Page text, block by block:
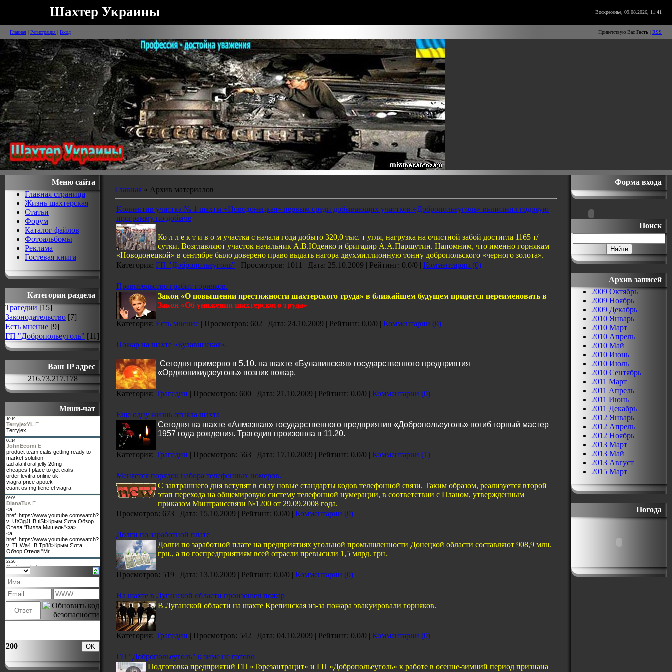
Шахтер Украины Воскресенье, 09.08.2026, 11:41
Главная | Регистрация | Вход Приветствую Вас Гость | RSS
Меню сайта
Главная страница
Жизнь шахтерская
Статьи
Форум
Каталог файлов
Фотоальбомы
Реклама
Гостевая книга
Категории раздела
Трагедии [15]
Законодательство [7]
Есть мнение [9]
ГП "Добропольеуголь" [11]
Ваш IP адрес
216.73.217.178
Мини-чат
200
Главная » Архив материалов
Kоллектив участка № 1 шахты «Новодонецкая» первым среди добывающих участков «Добропольеуголь» выполнил годовую
программу по добыче
Ко л л е к т и в о м участка с начала года добыто 320,0 тыс. т угля, нагрузка на очистной забой достигла 1165 т/
сутки. Возглавляют участок начальник А.В.Юденко и бригадир А.А.Паршутин. Напомним, что именно горнякам
«Новодонецкой» в сентябре было доверено право выдать нагора двухмиллионную тонну добропольского «черного золота».
Категория: ГП "Добропольеуголь" | Просмотров: 1011 | Дата: 25.10.2009 | Рейтинг: 0.0/0 | Комментарии (0)
Правительство грабит горняков.
Закон «О повышении престижности шахтерского труда» в ближайшем будущем придется переименовать в
Закон «Об унижении шахтерского труда»
Категория: Есть мнение | Просмотров: 602 | Дата: 24.10.2009 | Рейтинг: 0.0/0 | Комментарии (0)
Пожар на шахте «Булавинская».
Сегодня примерно в 5.10. на шахте «Булавинская» государственного предприятия
«Орджоникидзеуголь» возник пожар.
Категория: Трагедии | Просмотров: 600 | Дата: 21.10.2009 | Рейтинг: 0.0/0 | Комментарии (0)
Еще одну жизнь отняла шахта
Сегодня на шахте «Алмазная» государственного предприятия «Добропольеуголь» погиб горный мастер
1957 года рождения. Трагедия произошла в 11.20.
Категория: Трагедии | Просмотров: 563 | Дата: 17.10.2009 | Рейтинг: 0.0/0 | Комментарии (1)
Mеняется порядок набора телефонных номеров.
С завтрашнего дня вступят в силу новые стандарты кодов телефонной связи. Таким образом, реализуется второй
этап перехода на общемировую систему телефонной нумерации, в соответствии с Планом, утвержденным
приказом Минтранссвязи №1200 от 29.09.2008 года.
Просмотров: 673 | Дата: 15.10.2009 | Рейтинг: 0.0/0 | Комментарии (0)
Долги по заработной плате
Долги по заработной плате на предприятиях угольной промышленности Донецкой области составляют 908,9 млн.
грн., а по госпредприятиям всей отрасли превысили 1,5 млрд. грн.
Просмотров: 519 | Дата: 13.10.2009 | Рейтинг: 0.0/0 | Комментарии (0)
На шахте в Луганской области произошел пожар
В Луганской области на шахте Крепинская из-за пожара эвакуировали горняков.
Категория: Трагедии | Просмотров: 542 | Дата: 04.10.2009 | Рейтинг: 0.0/0 | Комментарии (0)
ГП "Добропольеуголь" к зиме не готово
Подготовка предприятий ГП «Торезантрацит» и ГП «Добропольеуголь» к работе в осенне-зимний период признана
Форма входа
Поиск
Архив записей
2009 Октябрь
2009 Ноябрь
2009 Декабрь
2010 Январь
2010 Март
2010 Апрель
2010 Май
2010 Июнь
2010 Июль
2010 Сентябрь
2011 Март
2011 Апрель
2011 Июнь
2011 Декабрь
2012 Январь
2012 Апрель
2012 Ноябрь
2013 Март
2013 Май
2013 Август
2015 Март
Погода